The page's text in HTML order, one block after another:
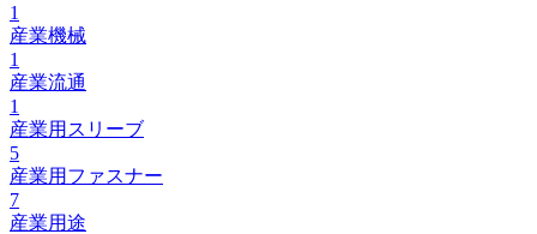
1
産業機械
1
産業流通
1
産業用スリーブ
5
産業用ファスナー
7
産業用途